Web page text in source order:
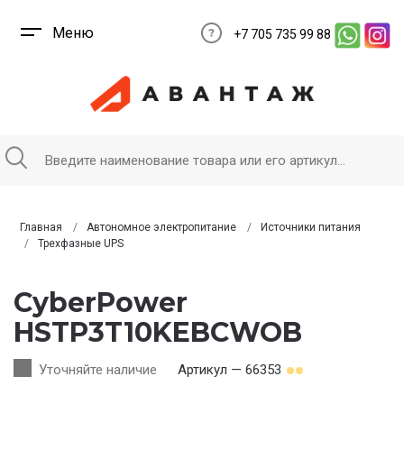
Меню +7 705 735 99 88
Главная Автономное электропитание
Источники питания
Трехфазные UPS
CyberPower
HSTP3T10KEBCWOB
Уточняйте наличие Артикул — 66353